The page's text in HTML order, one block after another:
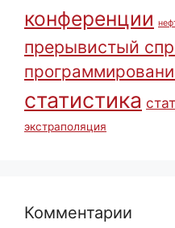
конференции
прерывистый
статистика
экстраполяция
Комментарии